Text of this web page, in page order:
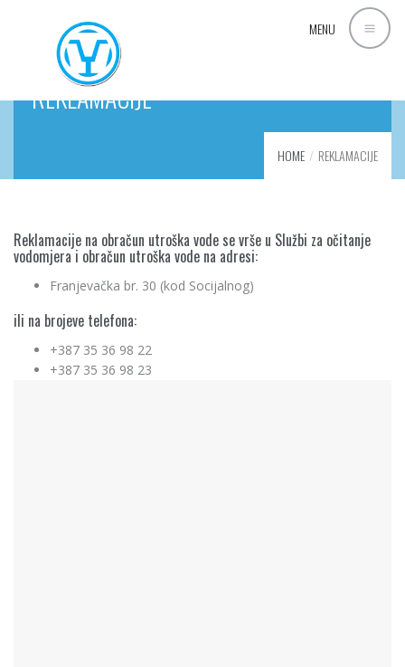
MENU
REKLAMACIJE
HOME REKLAMACIJE
Reklamacije na obračun utroška vode se vrše u Službi za očitanje
vodomjera i obračun utroška vode na adresi:
Franjevačka br. 30 (kod Socijalnog)
ili na brojeve telefona:
+387 35 36 98 22
+387 35 36 98 23